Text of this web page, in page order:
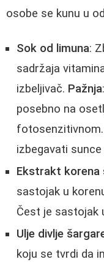
osobe se kunu u
Sok od limuna:
sadržaja
izbeljivač. Pažnja
posebno na
izbegavati
Ekstrakt korena
sastojak u
Čest je sastojak
Ulje divlje
koju se tvrdi da